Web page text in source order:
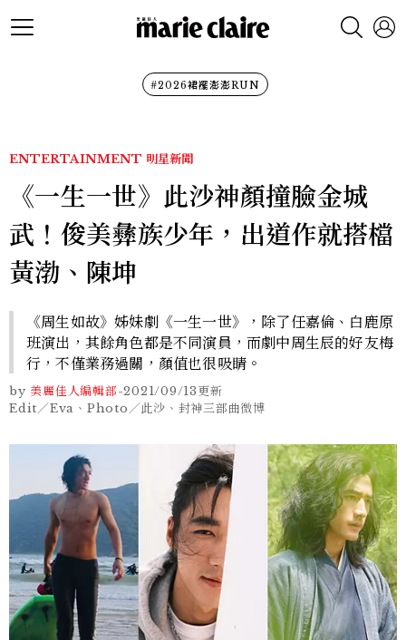
#2026裙襬澎澎RUN
ENTERTAINMENT 明星新聞
《一生一世》此沙神顏撞臉金城
武！俊美彝族少年，出道作就搭檔
黃渤、陳坤
《周生如故》姊妹劇《一生一世》，除了任嘉倫、白鹿原
班演出，其餘角色都是不同演員，而劇中周生辰的好友梅
行，不僅業務過關，顏值也很吸睛。
by 美麗佳人編輯部-2021/09/13更新
Edit／Eva、Photo／此沙、封神三部曲微博